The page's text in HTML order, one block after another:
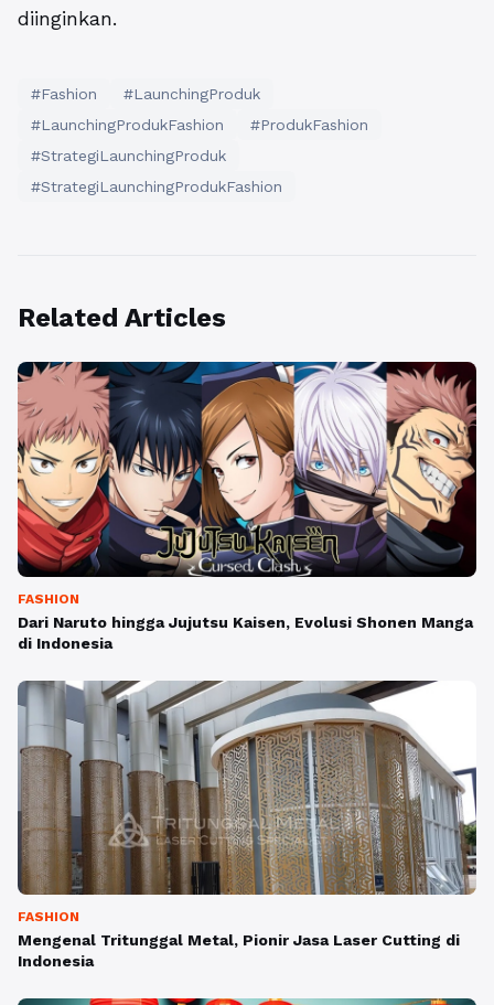
diinginkan.
#Fashion
#LaunchingProduk
#LaunchingProdukFashion
#ProdukFashion
#StrategiLaunchingProduk
#StrategiLaunchingProdukFashion
Related Articles
FASHION
Dari Naruto hingga Jujutsu Kaisen, Evolusi Shonen Manga
di Indonesia
FASHION
Mengenal Tritunggal Metal, Pionir Jasa Laser Cutting di
Indonesia